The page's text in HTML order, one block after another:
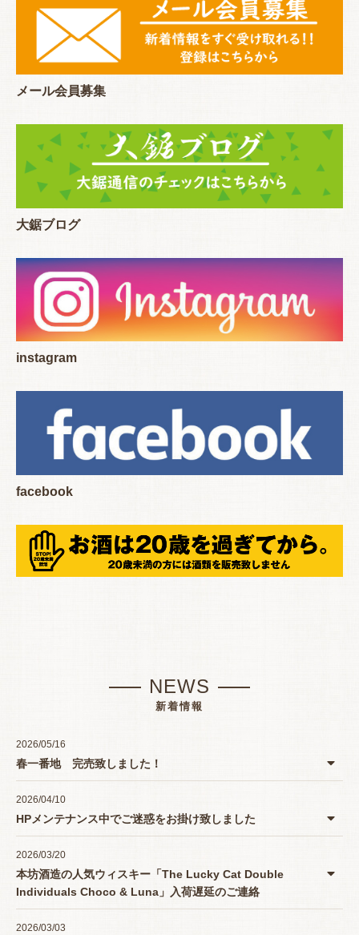
メール会員募集
大鋸ブログ
instagram
facebook
NEWS
新着情報
2026/05/16
春一番地 完売致しました！
2026/04/10
HPメンテナンス中でご迷惑をお掛け致しました
2026/03/20
本坊酒造の人気ウィスキー「The Lucky Cat Double
Individuals Choco & Luna」入荷遅延のご連絡
2026/03/03